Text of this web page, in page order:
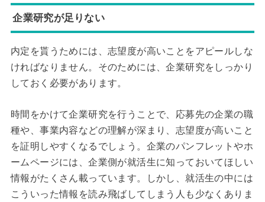
企業研究が足りない
内定を貰うためには、志望度が高いことをアピールしな
ければなりません。そのためには、企業研究をしっかり
しておく必要があります。
時間をかけて企業研究を行うことで、応募先の企業の職
種や、事業内容などの理解が深まり、志望度が高いこと
を証明しやすくなるでしょう。企業のパンフレットやホ
ームページには、企業側が就活生に知っておいてほしい
情報がたくさん載っています。しかし、就活生の中には
こういった情報を読み飛ばしてしまう人も少なくありま